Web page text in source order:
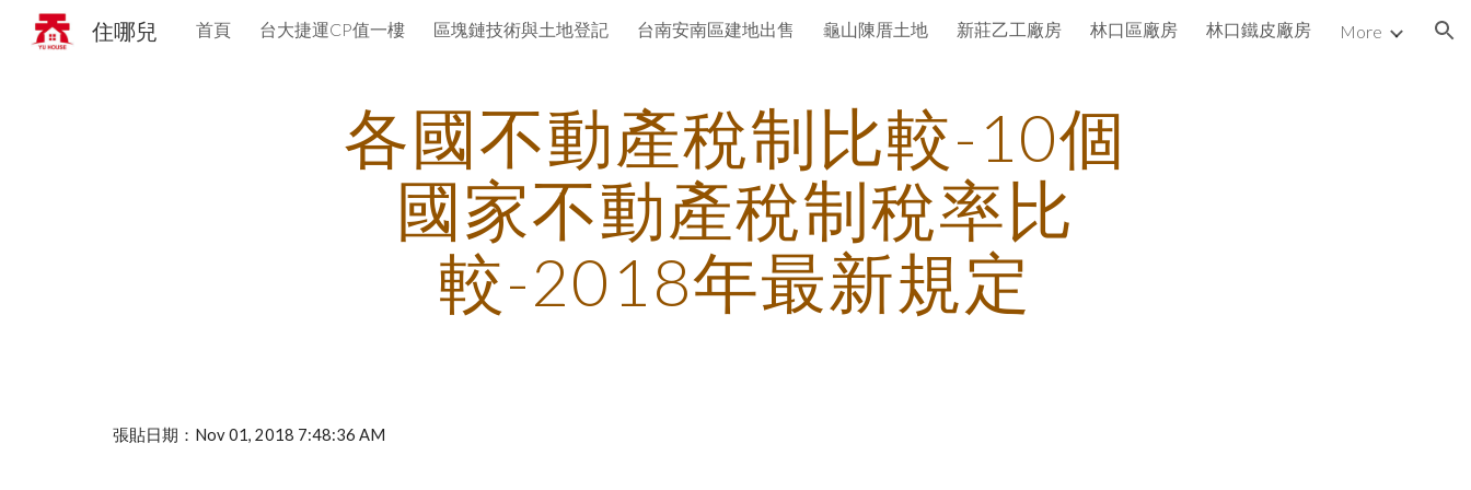
Skip to main content Skip to navigation
住哪兒 首頁 台大捷運CP值一樓 區塊鏈技術與土地登記 台南安南區建地出售 龜山陳厝土地 新莊乙工廠房 林口區廠房 林口鐵皮廠房 More
各國不動產稅制比較-10個
國家不動產稅制稅率比
較-2018年最新規定
張貼日期：Nov 01, 2018 7:48:36 AM